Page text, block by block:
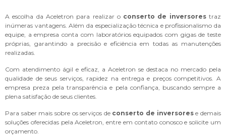
A escolha da Aceletron para realizar o conserto de inversorestraz
inúmeras vantagens. Além da especialização técnica e profissionalismo da
equipe, a empresa conta com laboratórios equipados com gigas de teste
próprias, garantindo a precisão e eficiência em todas as manutenções
realizadas.
Com atendimento ágil e eficaz, a Aceletron se destaca no mercado pela
qualidade de seus serviços, rapidez na entrega e preços competitivos. A
empresa preza pela transparência e pela confiança, buscando sempre a
plena satisfação de seus clientes.
Para saber mais sobre os serviços de conserto de inversorese demais
soluções oferecidas pela Aceletron, entre em contato conosco e solicite um
orçamento.